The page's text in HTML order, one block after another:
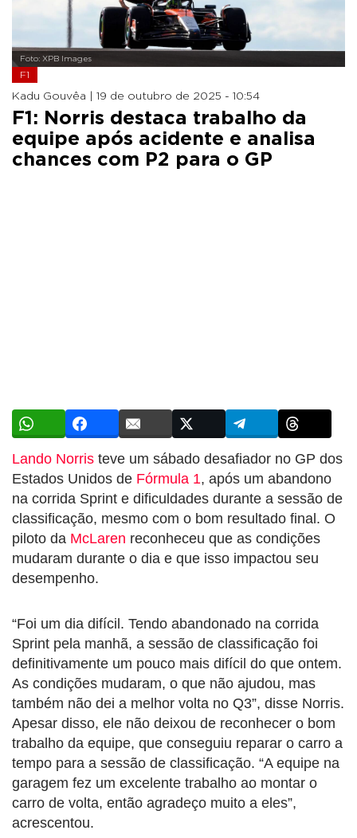
Foto: XPB Images
F1
Kadu Gouvêa | 19 de outubro de 2025 - 10:54
F1: Norris destaca trabalho da
equipe após acidente e analisa
chances com P2 para o GP
Lando Norris teve um sábado desafiador no GP dos
Estados Unidos de Fórmula 1, após um abandono
na corrida Sprint e dificuldades durante a sessão de
classificação, mesmo com o bom resultado final. O
piloto da McLaren reconheceu que as condições
mudaram durante o dia e que isso impactou seu
desempenho.
“Foi um dia difícil. Tendo abandonado na corrida
Sprint pela manhã, a sessão de classificação foi
definitivamente um pouco mais difícil do que ontem.
As condições mudaram, o que não ajudou, mas
também não dei a melhor volta no Q3”, disse Norris.
Apesar disso, ele não deixou de reconhecer o bom
trabalho da equipe, que conseguiu reparar o carro a
tempo para a sessão de classificação. “A equipe na
garagem fez um excelente trabalho ao montar o
carro de volta, então agradeço muito a eles”,
acrescentou.